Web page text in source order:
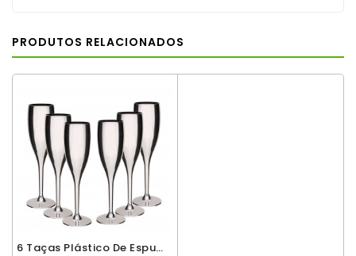
PRODUTOS RELACIONADOS
6 Taças Plástico De Espumante Roder 180ml Metaliz Prata